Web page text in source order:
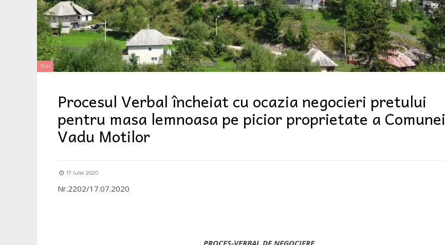
Stiri
Procesul Verbal încheiat cu ocazia negocieri pretului
pentru masa lemnoasa pe picior proprietate a Comunei
Vadu Motilor
17 iulie 2020
Nr.2202/17.07.2020
PROCES-VERBAL DE NEGOCIERE